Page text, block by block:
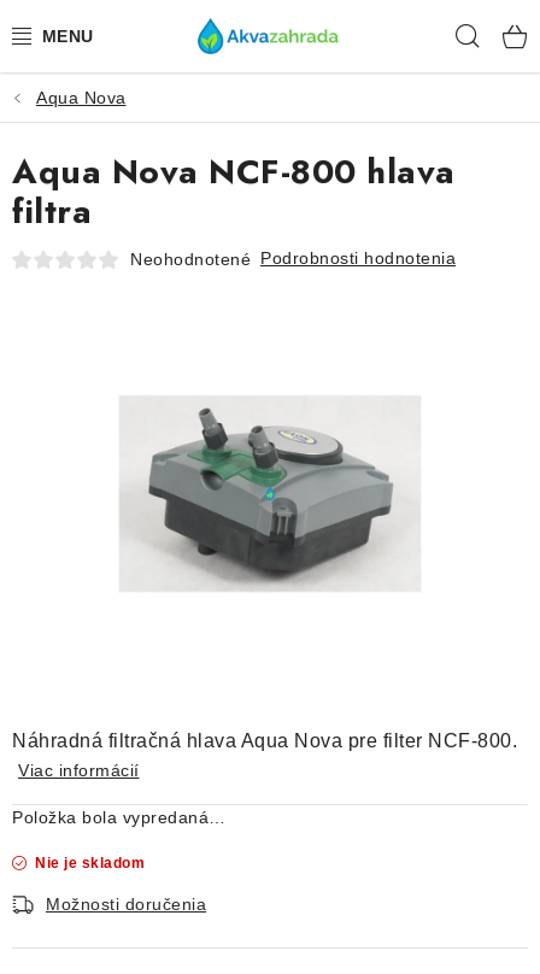
na
TECHNIKA
HNOJIVÁ
VODA
KRMIVÁ A VITAMÍNY
VÝPREDAJ
Aqua Nova
Náhradná filtračná hlava Aqua Nova pre filter NCF-800.
Viac informácií
Položka bola vypredaná…
Nie je skladom
Možnosti doručenia
Aqua Nova NCF-800 hlava
filtra
Neohodnotené Podrobnosti hodnotenia